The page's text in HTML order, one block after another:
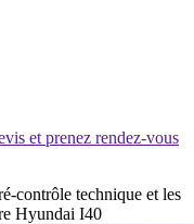
et prenez rendez-vous
contrôle technique et les
Hyundai I40